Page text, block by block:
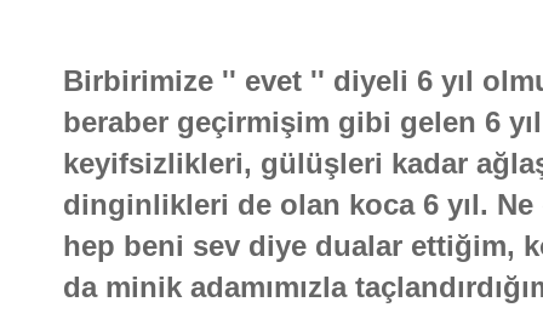
Birbirimize '' evet '' diyeli 6 yıl
beraber geçirmişim gibi gelen 6
keyifsizlikleri, gülüşleri kadar
dinginlikleri de olan koca 6 yıl.
hep beni sev diye dualar ettiğim,
da minik adamımızla